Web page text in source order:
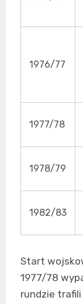
1976/77
1977/78
1978/79
1982/83
Start
1977/78
rundzie trafili